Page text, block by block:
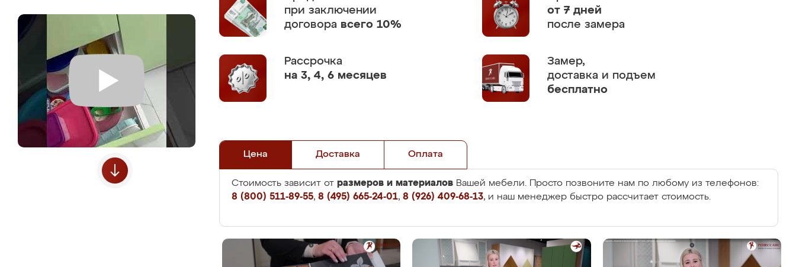
при заключении
договора всего 10%
от 7 дней
после замера
Рассрочка
на 3, 4, 6 месяцев
Замер,
доставка и подъем
бесплатно
Цена Доставка Оплата
Стоимость зависит от размеров и материалов Вашей мебели. Просто позвоните нам по любому из телефонов:
8 (800) 511-89-55, 8 (495) 665-24-01, 8 (926) 409-68-13, и наш менеджер быстро рассчитает стоимость.